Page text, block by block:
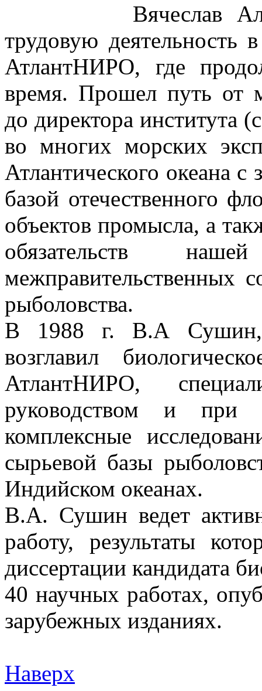
Вячеслав
трудовую
АтлантНИРО, где
время. Прошел путь от
до директора института
во многих морских
Атлантического океана с
базой отечественного
объектов промысла, а
обязательств
межправительственных
рыболовства.
В 1988 г. В.А Сушин,
возглавил
АтлантНИРО,
руководством и при
комплексные
сырьевой базы
Индийском океанах.
В.А. Сушин ведет
работу, результаты
диссертации кандидата
40 научных работах,
зарубежных изданиях.
Наверх